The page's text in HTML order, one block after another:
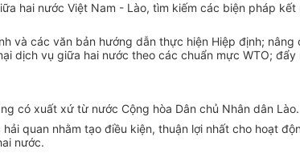
hai nước Việt Nam - Lào, tìm kiếm các biện pháp
và các văn bản hướng dẫn thực hiện Hiệp định;
vụ giữa hai nước theo các chuẩn mực WTO;
có xuất xứ từ nước Cộng hòa Dân chủ Nhân dân
quan nhằm tạo điều kiện, thuận lợi nhất cho hoạt
nước.